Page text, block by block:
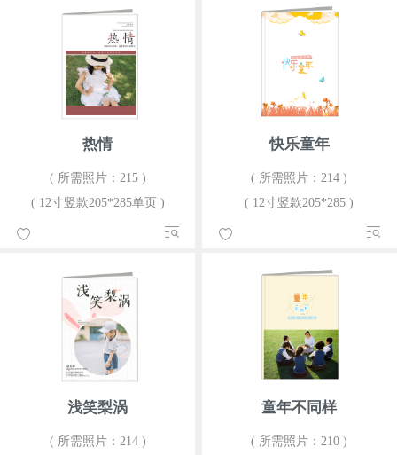
热情
( 所需照片：215 )
( 12寸竖款205*285单页 )
快乐童年
( 所需照片：214 )
( 12寸竖款205*285 )
浅笑梨涡
( 所需照片：214 )
童年不同样
( 所需照片：210 )